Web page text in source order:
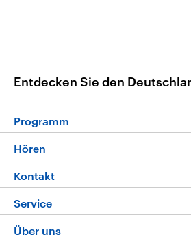
Entdecken Sie den
Programm
Programm
Die Nachrichten
Nachrichtenleicht
Neue Beiträge auf dlf.de
Hören
Livestream
Podcasts
Deutschlandfunk App
Kontakt
Hörerservice
Service
FAQ
Über uns